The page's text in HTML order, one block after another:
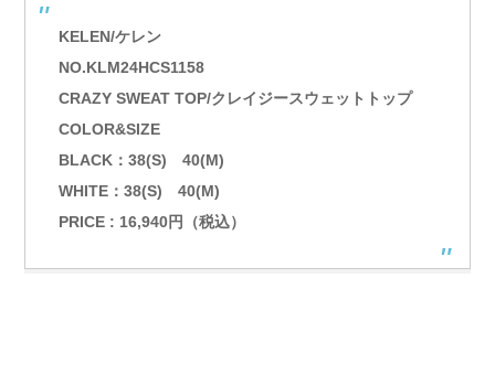
KELEN/ケレン
NO.KLM24HCS1158
CRAZY SWEAT TOP/クレイジースウェットトップ
COLOR&SIZE
BLACK：38(S) 40(M)
WHITE：38(S) 40(M)
PRICE : 16,940円（税込）